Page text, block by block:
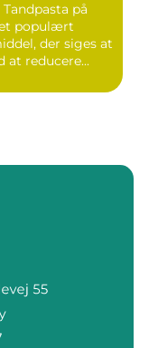
på
populært
der siges at
at reducere...